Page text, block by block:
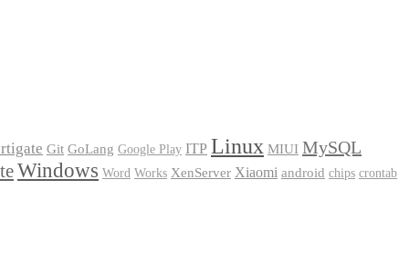
Git GoLang Google Play ITP Linux MIUI MySQL
Windows Word Works XenServer Xiaomi android chips crontab